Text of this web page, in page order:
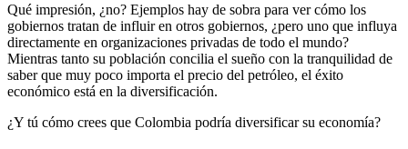
Qué impresión, ¿no? Ejemplos hay de sobra para ver cómo los
gobiernos tratan de influir en otros gobiernos, ¿pero uno que influya
directamente en organizaciones privadas de todo el mundo?
Mientras tanto su población concilia el sueño con la tranquilidad de
saber que muy poco importa el precio del petróleo, el éxito
económico está en la diversificación.
¿Y tú cómo crees que Colombia podría diversificar su economía?